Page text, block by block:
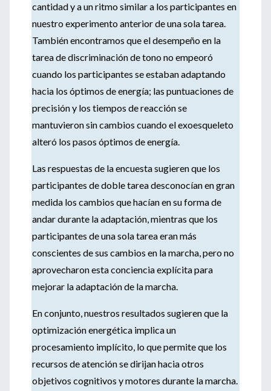
cantidad y a un ritmo similar a los participantes en
nuestro experimento anterior de una sola tarea.
También encontramos que el desempeño en la
tarea de discriminación de tono no empeoró
cuando los participantes se estaban adaptando
hacia los óptimos de energía; las puntuaciones de
precisión y los tiempos de reacción se
mantuvieron sin cambios cuando el exoesqueleto
alteró los pasos óptimos de energía.
Las respuestas de la encuesta sugieren que los
participantes de doble tarea desconocían en gran
medida los cambios que hacían en su forma de
andar durante la adaptación, mientras que los
participantes de una sola tarea eran más
conscientes de sus cambios en la marcha, pero no
aprovecharon esta conciencia explícita para
mejorar la adaptación de la marcha.
En conjunto, nuestros resultados sugieren que la
optimización energética implica un
procesamiento implícito, lo que permite que los
recursos de atención se dirijan hacia otros
objetivos cognitivos y motores durante la marcha.